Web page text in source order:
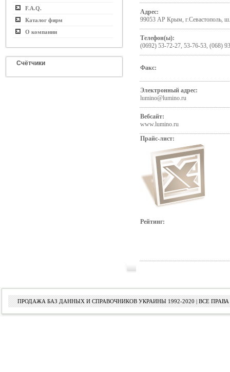
F.A.Q.
Каталог фирм
О компании
Счётчики
Адрес:
99053 АР Крым, г.Севастополь,
Телефон(ы):
(0692) 53-72-27, 53-76-53, (068)
Факс:
Электронный адрес:
lumino@lumino.ru
Вебсайт:
www.lumino.ru
Прайс-лист:
Рейтинг:
ПРОДАЖА БАЗ ДАННЫХ И СПРАВОЧНИКОВ УКРАИНЫ 1992-2020 | ВСЕ